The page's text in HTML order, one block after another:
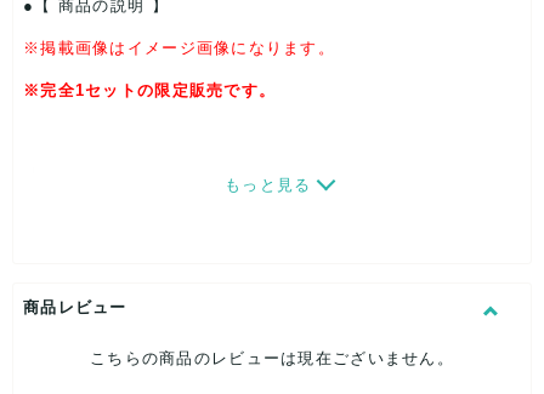
【 商品の説明 】
※掲載画像はイメージ画像になります。
※完全1セットの限定販売です。
品して弾いたお品になりますので、
状態が悪いのも含まれております。
もっと見る
商品レビュー
こちらの商品のレビューは現在ございません。